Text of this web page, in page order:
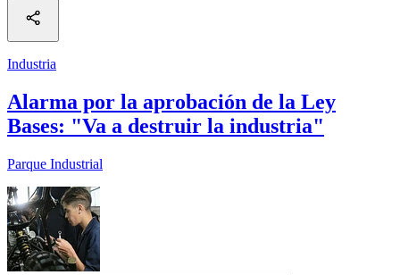
Industria
Alarma por la aprobación de la Ley
Bases: "Va a destruir la industria"
Parque Industrial